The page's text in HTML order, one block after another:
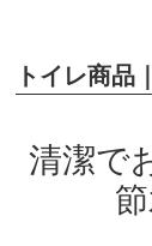
トイレ商品
清潔で